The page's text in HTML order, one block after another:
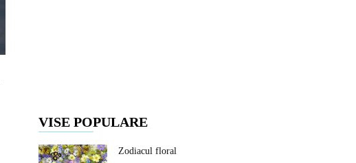
VISE POPULARE
Zodiacul floral